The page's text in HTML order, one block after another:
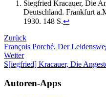
Siegfried Kracauer, Die
Deutschland. Frankfurt
1930. 148 S.↩
Zurück
François Porché, Der
Weiter
S[iegfried] Kracauer, Die
Autoren-Apps